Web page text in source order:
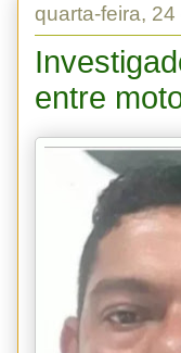
quarta-feira,
entre